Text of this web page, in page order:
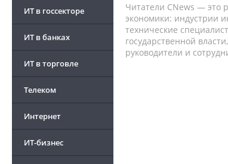
ИТ в госсекторе
ИТ в банках
ИТ в торговле
Телеком
Интернет
ИТ-бизнес
Читатели CNews — это
экономики: индустрии
технические
государственной
руководители и